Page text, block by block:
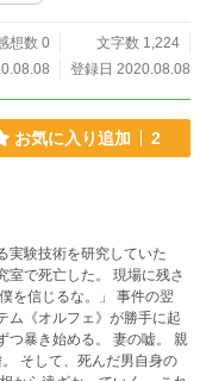
想数 0
文字数 1,224
登録日 2020.08.08
お気に入り追加 2
実験技術を研究していた
した。 現場に残さ
ム《オルフェ》が勝手に起
める。 妻の嘘。 親
そして、死んだ男自身の